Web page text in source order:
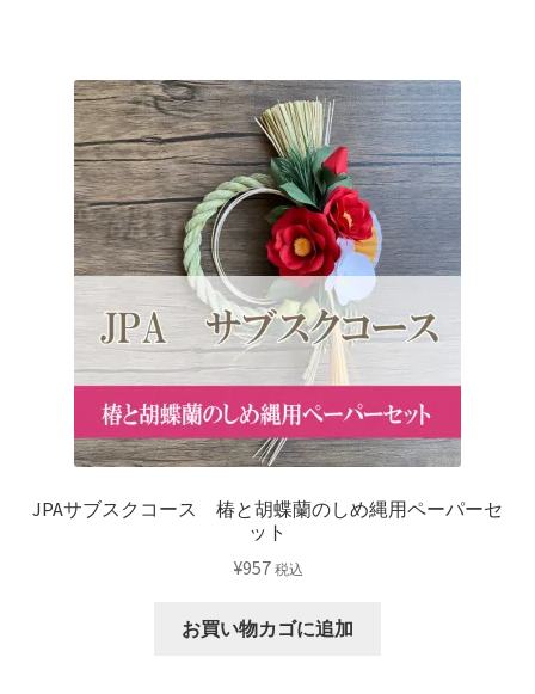
JPAサブスクコース 椿と胡蝶蘭のしめ縄用ペーパーセ
ット
¥957 税込
お買い物カゴに追加